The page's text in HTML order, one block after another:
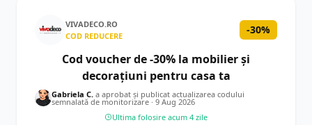
VIVADECO.RO
COD REDUCERE
-30%
Cod voucher de -30% la mobilier și
decorațiuni pentru casa ta
Gabriela C. a aprobat și publicat actualizarea codului
semnalată de monitorizare · 9 Aug 2026
Ultima folosire acum 4 zile